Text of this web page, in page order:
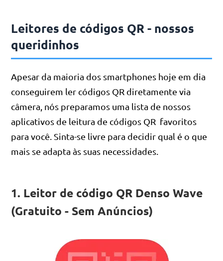
Leitores de códigos QR - nossos
queridinhos
Apesar da maioria dos smartphones hoje em dia
conseguirem ler códigos QR diretamente via
câmera, nós preparamos uma lista de nossos
aplicativos de leitura de códigos QR favoritos
para você. Sinta-se livre para decidir qual é o que
mais se adapta às suas necessidades.
1. Leitor de código QR Denso Wave
(Gratuito - Sem Anúncios)